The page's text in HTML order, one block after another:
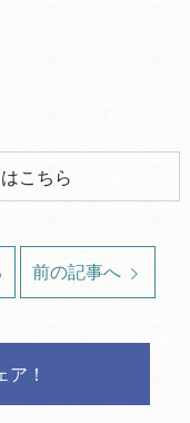
こちら
前の記事へ
ア！